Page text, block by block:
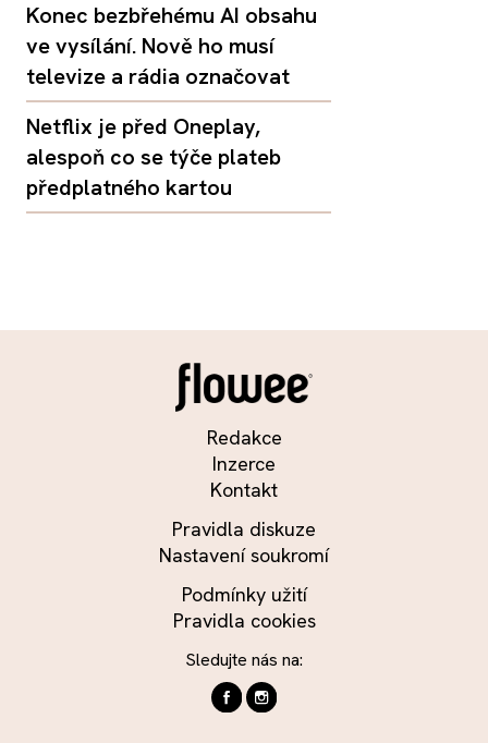
Konec bezbřehému AI obsahu
ve vysílání. Nově ho musí
televize a rádia označovat
Netflix je před Oneplay,
alespoň co se týče plateb
předplatného kartou
Redakce
Inzerce
Kontakt
Pravidla diskuze
Nastavení soukromí
Podmínky užití
Pravidla cookies
Sledujte nás na: